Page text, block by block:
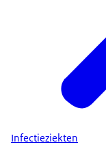
Infectieziekten